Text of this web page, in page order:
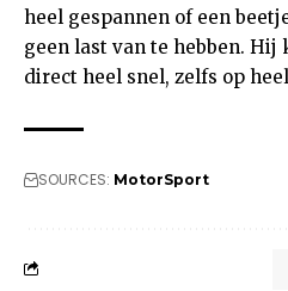
heel gespannen of een
geen last van te hebben. Hij
direct heel snel, zelfs op
SOURCES: MotorSport